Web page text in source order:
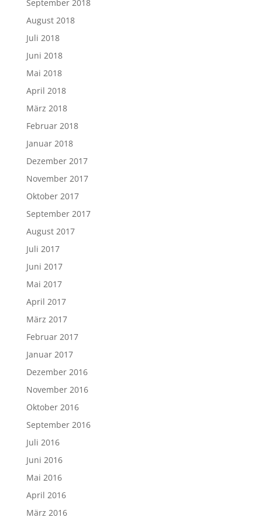
September 2018
August 2018
Juli 2018
Juni 2018
Mai 2018
April 2018
März 2018
Februar 2018
Januar 2018
Dezember 2017
November 2017
Oktober 2017
September 2017
August 2017
Juli 2017
Juni 2017
Mai 2017
April 2017
März 2017
Februar 2017
Januar 2017
Dezember 2016
November 2016
Oktober 2016
September 2016
Juli 2016
Juni 2016
Mai 2016
April 2016
März 2016